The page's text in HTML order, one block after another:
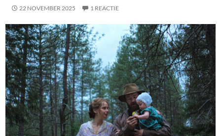
22 NOVEMBER 2025 1 REACTIE